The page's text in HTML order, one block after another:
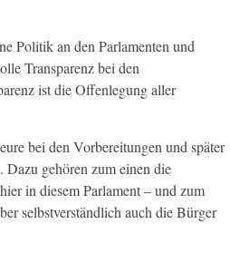
Politik an den Parlamenten und
Transparenz bei den
ist die Offenlegung aller
bei den Vorbereitungen und später
gehören zum einen die
in diesem Parlament – und zum
selbstverständlich auch die Bürger